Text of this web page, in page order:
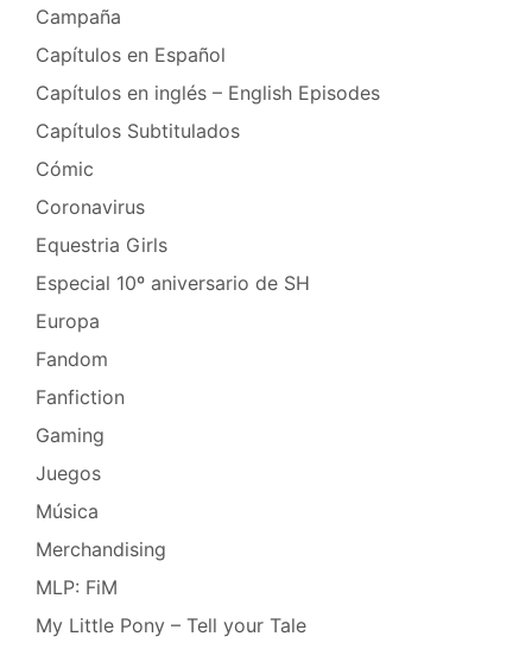
Campaña
Capítulos en Español
Capítulos en inglés – English Episodes
Capítulos Subtitulados
Cómic
Coronavirus
Equestria Girls
Especial 10º aniversario de SH
Europa
Fandom
Fanfiction
Gaming
Juegos
Música
Merchandising
MLP: FiM
My Little Pony – Tell your Tale